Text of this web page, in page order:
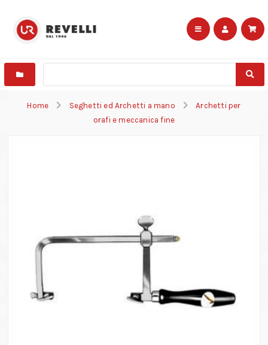
Home Seghetti ed Archetti a mano
Archetti per
orafi e meccanica fine